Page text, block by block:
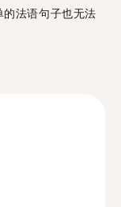
法语句子也无法